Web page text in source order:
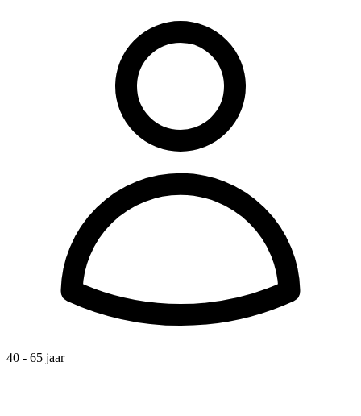
40 - 65 jaar